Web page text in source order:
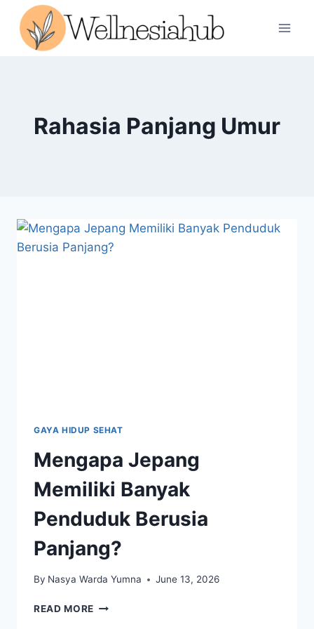
content
Rahasia Panjang Umur
GAYA HIDUP SEHAT
Mengapa Jepang
Memiliki Banyak
Penduduk Berusia
Panjang?
By Nasya Warda Yumna June 13, 2026
READ MORE MENGAPA